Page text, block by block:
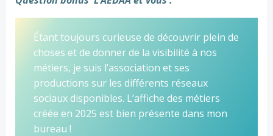
Étant toujours curieuse de découvrir plein de
choses et de donner de la visibilité à nos
métiers, je suis l’association et ses
productions sur les différents réseaux
sociaux disponibles. L’affiche des métiers
créée en 2025 est bien présente dans mon
bureau !